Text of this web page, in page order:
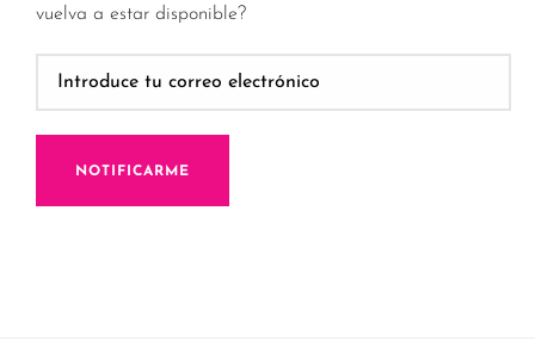
vuelva a estar disponible?
NOTIFICARME